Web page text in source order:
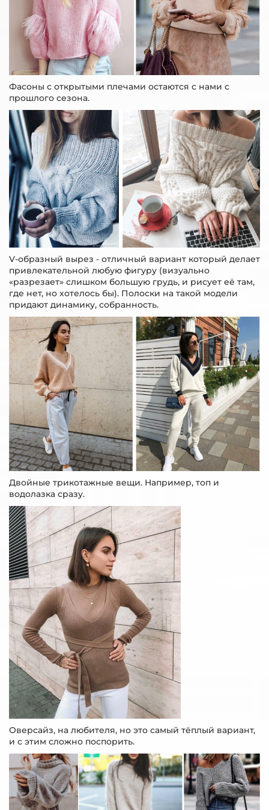
Фасоны с открытыми плечами остаются с нами с
прошлого сезона.
V-образный вырез - отличный вариант который делает
привлекательной любую фигуру (визуально
«разрезает» слишком большую грудь, и рисует её там,
где нет, но хотелось бы). Полоски на такой модели
придают динамику, собранность.
Двойные трикотажные вещи. Например, топ и
водолазка сразу.
Оверсайз, на любителя, но это самый тёплый вариант,
и с этим сложно поспорить.